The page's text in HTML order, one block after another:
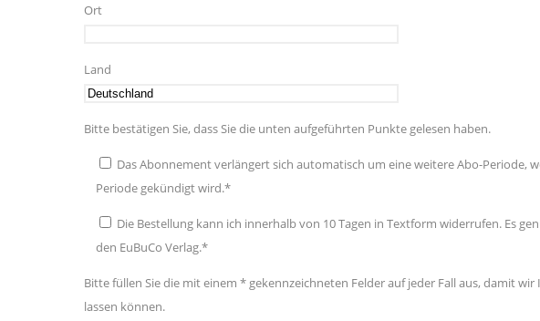
Ort
Land
Bitte bestätigen Sie, dass Sie die unten aufgeführten Punkte gelesen haben.
Das Abonnement verlängert sich automatisch um eine weitere Abo-Periode,
Periode gekündigt wird.*
Die Bestellung kann ich innerhalb von 10 Tagen in Textform widerrufen. Es
den EuBuCo Verlag.*
Bitte füllen Sie die mit einem * gekennzeichneten Felder auf jeder Fall aus, damit
lassen können.